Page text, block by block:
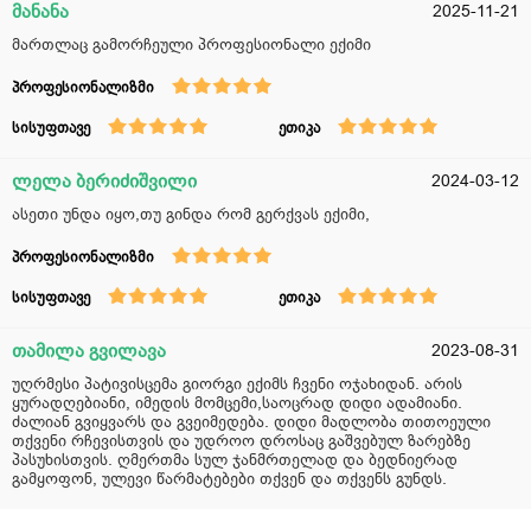
მანანა
2025-11-21
მართლაც გამორჩეული პროფესიონალი ექიმი
პროფესიონალიზმი
სისუფთავე ეთიკა
ლელა ბერიძიშვილი
2024-03-12
ასეთი უნდა იყო,თუ გინდა რომ გერქვას ექიმი,
პროფესიონალიზმი
სისუფთავე ეთიკა
თამილა გვილავა
2023-08-31
უღრმესი პატივისცემა გიორგი ექიმს ჩვენი ოჯახიდან. არის
ყურადღებიანი, იმედის მომცემი,საოცრად დიდი ადამიანი.
ძალიან გვიყვარს და გვეიმედება. დიდი მადლობა თითოეული
თქვენი რჩევისთვის და უდროო დროსაც გაშვებულ ზარებზე
პასუხისთვის. ღმერთმა სულ ჯანმრთელად და ბედნიერად
გამყოფონ, ულევი წარმატებები თქვენ და თქვენს გუნდს.